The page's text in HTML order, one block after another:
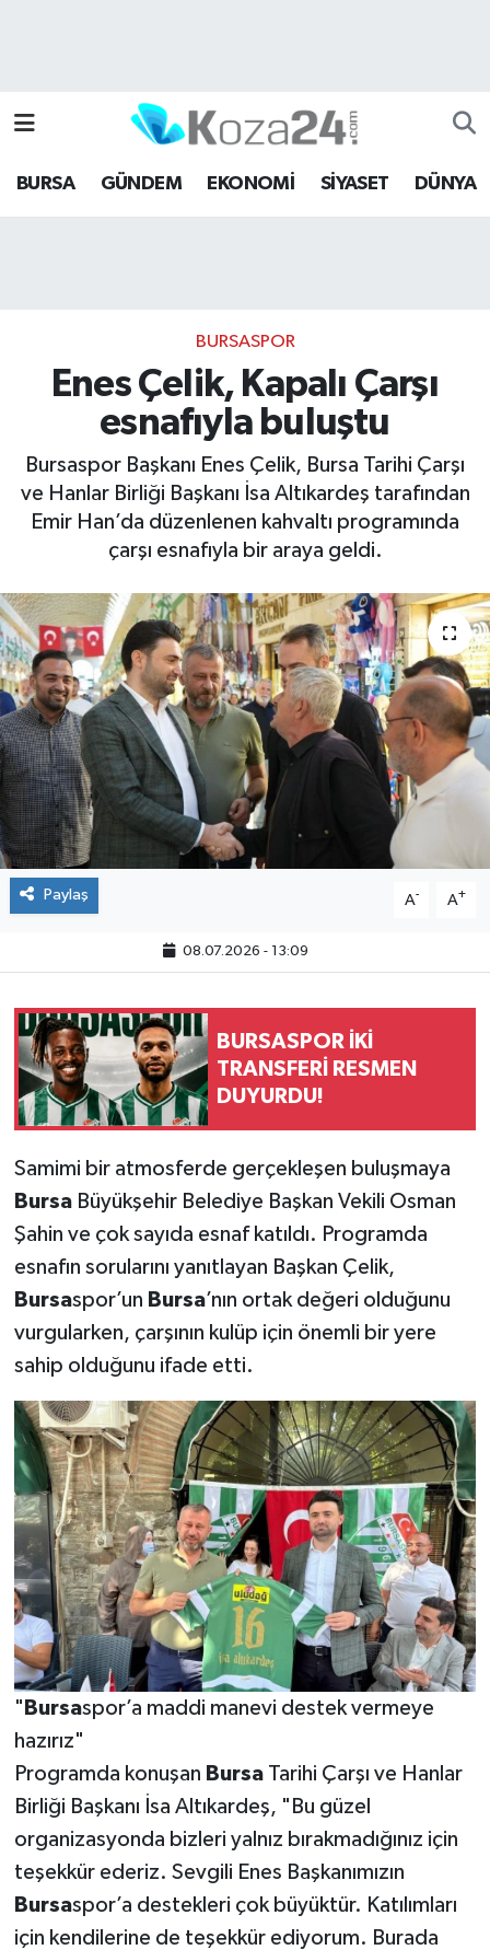
BURSA GÜNDEM EKONOMİ SİYASET DÜNYA
BURSASPOR
Enes Çelik, Kapalı Çarşı
esnafıyla buluştu
Bursaspor Başkanı Enes Çelik, Bursa Tarihi Çarşı
ve Hanlar Birliği Başkanı İsa Altıkardeş tarafından
Emir Han’da düzenlenen kahvaltı programında
çarşı esnafıyla bir araya geldi.
Paylaş A- A+
08.07.2026 - 13:09
BURSASPOR İKİ
TRANSFERİ RESMEN
DUYURDU!
Samimi bir atmosferde gerçekleşen buluşmaya
BursaBüyükşehir Belediye Başkan Vekili Osman
Şahin ve çok sayıda esnaf katıldı. Programda
esnafın sorularını yanıtlayan Başkan Çelik,
Bursaspor’un Bursa’nın ortak değeri olduğunu
vurgularken, çarşının kulüp için önemli bir yere
sahip olduğunu ifade etti.
" Bursaspor’a maddi manevi destek vermeye
hazırız"
Programda konuşan BursaTarihi Çarşı ve Hanlar
Birliği Başkanı İsa Altıkardeş, "Bu güzel
organizasyonda bizleri yalnız bırakmadığınız için
teşekkür ederiz. Sevgili Enes Başkanımızın
Bursaspor’a destekleri çok büyüktür. Katılımları
için kendilerine de teşekkür ediyorum. Burada
Bursa Hava Durumu
Bursa Namaz Vakitleri
Son Dakika Haberleri
Haber Arşivi